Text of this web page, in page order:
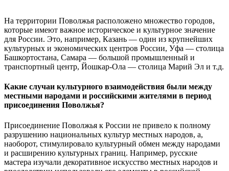
На территории Поволжья расположено множество городов,
которые имеют важное историческое и культурное значение
для России. Это, например, Казань — один из крупнейших
культурных и экономических центров России, Уфа — столица
Башкортостана, Самара — большой промышленный и
транспортный центр, Йошкар-Ола — столица Марий Эл и т.д.
Какие случаи культурного взаимодействия были между
местными народами и российскими жителями в период
присоединения Поволжья?
Присоединение Поволжья к России не привело к полному
разрушению национальных культур местных народов, а,
наоборот, стимулировало культурный обмен между народами
и расширению культурных границ. Например, русские
мастера изучали декоративное искусство местных народов и